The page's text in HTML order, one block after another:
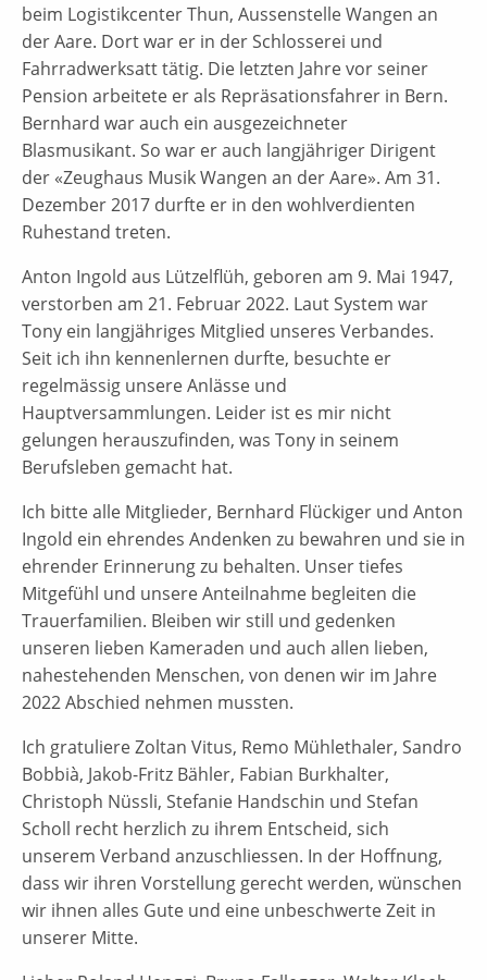
beim Logistikcenter Thun, Aussenstelle Wangen an
der Aare. Dort war er in der Schlosserei und
Fahrradwerksatt tätig. Die letzten Jahre vor seiner
Pension arbeitete er als Repräsationsfahrer in Bern.
Bernhard war auch ein ausgezeichneter
Blasmusikant. So war er auch langjähriger Dirigent
der «Zeughaus Musik Wangen an der Aare». Am 31.
Dezember 2017 durfte er in den wohlverdienten
Ruhestand treten.
Anton Ingold aus Lützelflüh, geboren am 9. Mai 1947,
verstorben am 21. Februar 2022. Laut System war
Tony ein langjähriges Mitglied unseres Verbandes.
Seit ich ihn kennenlernen durfte, besuchte er
regelmässig unsere Anlässe und
Hauptversammlungen. Leider ist es mir nicht
gelungen herauszufinden, was Tony in seinem
Berufsleben gemacht hat.
Ich bitte alle Mitglieder, Bernhard Flückiger und Anton
Ingold ein ehrendes Andenken zu bewahren und sie in
ehrender Erinnerung zu behalten. Unser tiefes
Mitgefühl und unsere Anteilnahme begleiten die
Trauerfamilien. Bleiben wir still und gedenken
unseren lieben Kameraden und auch allen lieben,
nahestehenden Menschen, von denen wir im Jahre
2022 Abschied nehmen mussten.
Ich gratuliere Zoltan Vitus, Remo Mühlethaler, Sandro
Bobbià, Jakob-Fritz Bähler, Fabian Burkhalter,
Christoph Nüssli, Stefanie Handschin und Stefan
Scholl recht herzlich zu ihrem Entscheid, sich
unserem Verband anzuschliessen. In der Hoffnung,
dass wir ihren Vorstellung gerecht werden, wünschen
wir ihnen alles Gute und eine unbeschwerte Zeit in
unserer Mitte.